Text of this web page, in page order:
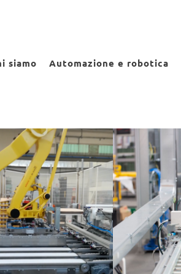
siamo Automazione e robotica